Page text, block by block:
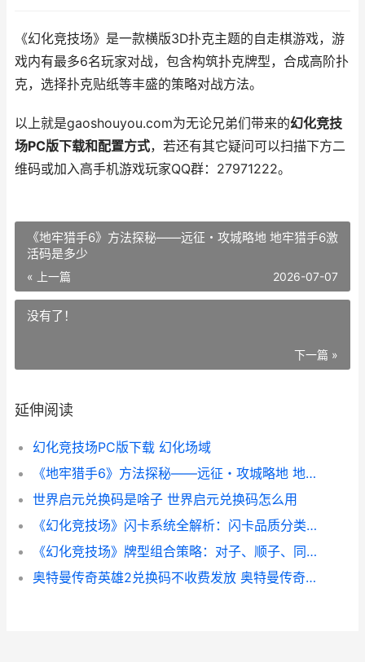
《幻化竞技场》是一款横版3D扑克主题的自走棋游戏，游
戏内有最多6名玩家对战，包含构筑扑克牌型，合成高阶扑
克，选择扑克贴纸等丰盛的策略对战方法。
以上就是gaoshouyou.com为无论兄弟们带来的幻化竞技
场PC版下载和配置方式，若还有其它疑问可以扫描下方二
维码或加入高手机游戏玩家QQ群：27971222。
《地牢猎手6》方法探秘——远征・攻城略地 地牢猎手6激
活码是多少
« 上一篇 2026-07-07
没有了！
下一篇 »
延伸阅读
幻化竞技场PC版下载 幻化场域
《地牢猎手6》方法探秘——远征・攻城略地 地牢猎手6激活码是多少
世界启元兑换码是啥子 世界启元兑换码怎么用
《幻化竞技场》闪卡系统全解析：闪卡品质分类和选择策略 魔兽世界竞技场幻化
《幻化竞技场》牌型组合策略：对子、顺子、同花顺羁绊策略 幻化场域
奥特曼传奇英雄2兑换码不收费发放 奥特曼传奇英雄二